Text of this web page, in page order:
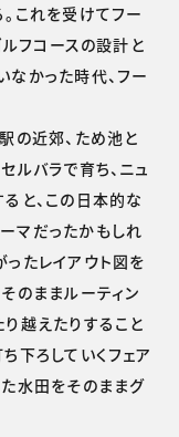
これを受けてフー
フコースの設計と
かった時代、フー
の近郊、ため池と
ルバラで育ち、ニュ
と、この日本的な
マだったかもしれ
たレイアウト図を
のままルーティン
越えたりすること
下ろしていくフェア
水田をそのままグ